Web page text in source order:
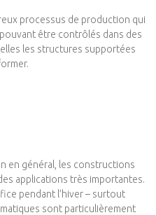
processus de production qui
être contrôlés dans des
les structures supportées
en général, les constructions
applications très importantes.
pendant l’hiver – surtout
sont particulièrement